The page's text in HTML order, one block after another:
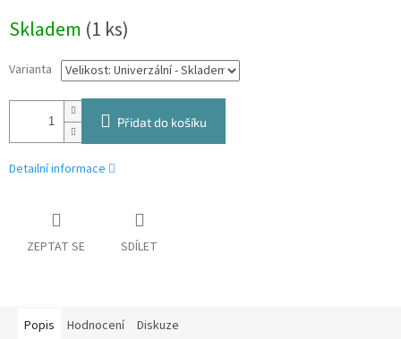
cena:
Skladem (1 ks)
Varianta
Přidat do košíku
Detailní informace
ZEPTAT SE SDÍLET
Popis Hodnocení Diskuze